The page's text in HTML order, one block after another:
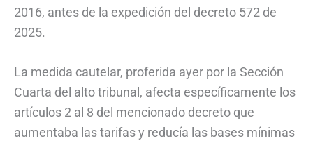
2016, antes de la expedición del decreto 572 de
2025.
La medida cautelar, proferida ayer por la Sección
Cuarta del alto tribunal, afecta específicamente los
artículos 2 al 8 del mencionado decreto que
aumentaba las tarifas y reducía las bases mínimas